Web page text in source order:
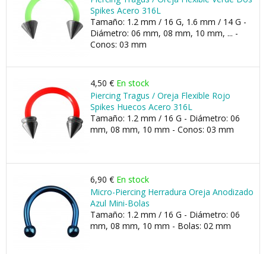
Spikes Acero 316L
Tamaño: 1.2 mm / 16 G, 1.6 mm / 14 G -
Diámetro: 06 mm, 08 mm, 10 mm, ... -
Conos: 03 mm
4,50 € En stock
Piercing Tragus / Oreja Flexible Rojo
Spikes Huecos Acero 316L
Tamaño: 1.2 mm / 16 G - Diámetro: 06
mm, 08 mm, 10 mm - Conos: 03 mm
6,90 € En stock
Micro-Piercing Herradura Oreja Anodizado
Azul Mini-Bolas
Tamaño: 1.2 mm / 16 G - Diámetro: 06
mm, 08 mm, 10 mm - Bolas: 02 mm